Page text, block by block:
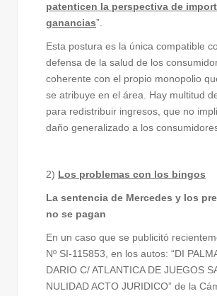
patenticen la perspectiva de
ganancias”.
Esta postura es la única compatible
defensa de la salud de los
coherente con el propio monopolio
se atribuye en el área. Hay multitud
para redistribuir ingresos, que no
daño generalizado a los
2) Los problemas con los bingos
La sentencia de Mercedes y los
no se pagan
En un caso que se publicitó
Nº SI-115853, en los autos: “DI
DARIO C/ ATLANTICA DE JUEGOS
NULIDAD ACTO JURIDICO” de la